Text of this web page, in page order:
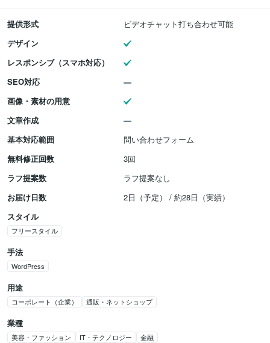
提供形式
ビデオチャット打ち合わせ可能
デザイン
レスポンシブ（スマホ対応）
SEO対応
画像・素材の用意
文章作成
基本対応範囲
問い合わせフォーム
無料修正回数
3回
ラフ提案数
ラフ提案なし
お届け日数
2日（予定） / 約28日（実績）
スタイル
フリースタイル
手法
WordPress
用途
コーポレート（企業） 通販・ネットショップ
業種
美容・ファッション IT・テクノロジー 金融